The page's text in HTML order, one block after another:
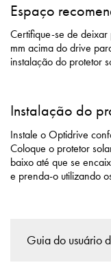
Espaço
Certifique-se de
mm acima do drive
instalação do protetor
Instalação do
Instale o Optidrive
Coloque o protetor
baixo até que se
e prenda-o utilizando
Guia do usuário